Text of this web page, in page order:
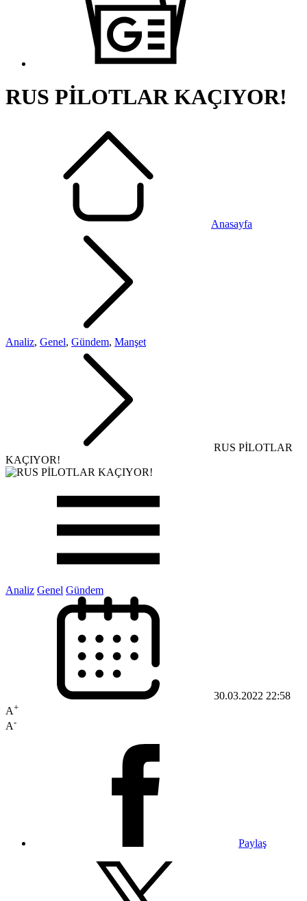
RUS PİLOTLAR KAÇIYOR!
Anasayfa
Analiz, Genel, Gündem, Manşet
RUS PİLOTLAR
KAÇIYOR!
Analiz Genel Gündem
30.03.2022 22:58
A+
A-
Paylaş